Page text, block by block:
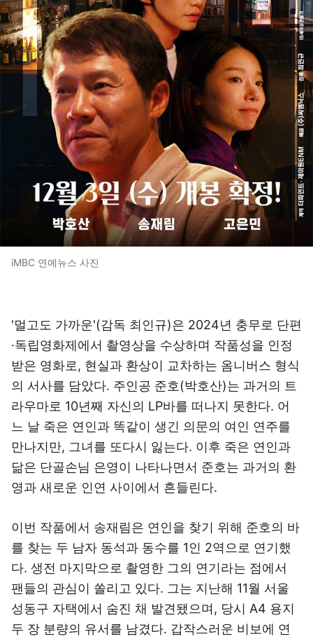
iMBC 연예뉴스 사진
'멀고도 가까운'(감독 최인규)은 2024년 충무로 단편
·독립영화제에서 촬영상을 수상하며 작품성을 인정
받은 영화로, 현실과 환상이 교차하는 옴니버스 형식
의 서사를 담았다. 주인공 준호(박호산)는 과거의 트
라우마로 10년째 자신의 LP바를 떠나지 못한다. 어
느 날 죽은 연인과 똑같이 생긴 의문의 여인 연주를
만나지만, 그녀를 또다시 잃는다. 이후 죽은 연인과
닮은 단골손님 은영이 나타나면서 준호는 과거의 환
영과 새로운 인연 사이에서 흔들린다.
이번 작품에서 송재림은 연인을 찾기 위해 준호의 바
를 찾는 두 남자 동석과 동수를 1인 2역으로 연기했
다. 생전 마지막으로 촬영한 그의 연기라는 점에서
팬들의 관심이 쏠리고 있다. 그는 지난해 11월 서울
성동구 자택에서 숨진 채 발견됐으며, 당시 A4 용지
두 장 분량의 유서를 남겼다. 갑작스러운 비보에 연